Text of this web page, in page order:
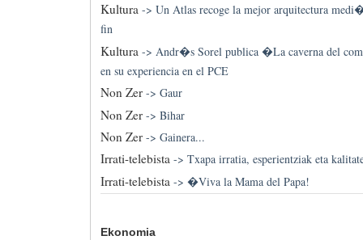
Kultura-> Un Atlas recoge la mejor arquitectura
fin
Kultura-> Andr�s Sorel publica �La caverna del
en su experiencia en el PCE
Non Zer-> Gaur
Non Zer-> Bihar
Non Zer-> Gainera...
Irrati-telebista-> Txapa irratia, esperientziak eta
Irrati-telebista -> �Viva la Mama del Papa!
Ekonomia